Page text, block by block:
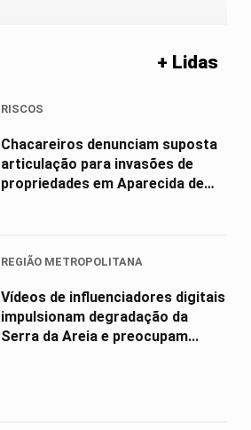
+ Lidas
RISCOS
Chacareiros denunciam suposta
articulação para invasões de
propriedades em Aparecida de
REGIÃO METROPOLITANA
Vídeos de influenciadores digitais
impulsionam degradação da
Serra da Areia e preocupam...